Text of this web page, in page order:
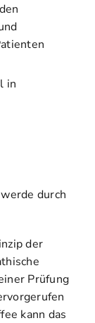
in
durch
der
Prüfung
kann das